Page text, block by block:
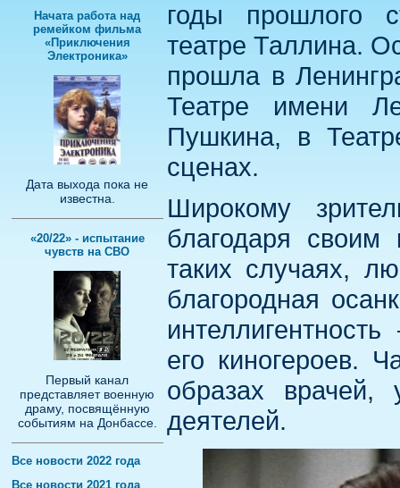
Начата работа над
ремейком фильма
«Приключения
Электроника»
Дата выхода пока не
известна.
«20/22» - испытание
чувств на СВО
Первый канал
представляет военную
драму, посвящённую
событиям на Донбассе.
Все новости 2022 года
Все новости 2021 года
годы прошлого
театре Таллина.
прошла в
Театре имени
Пушкина, в
сценах.
Широкому
благодаря своим
таких случаях,
благородная
его киногероев.
образах врачей,
деятелей.